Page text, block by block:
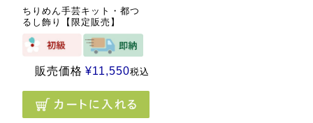
ちりめん手芸キット・都つ
るし飾り【限定販売】
販売価格 ¥11,550税込